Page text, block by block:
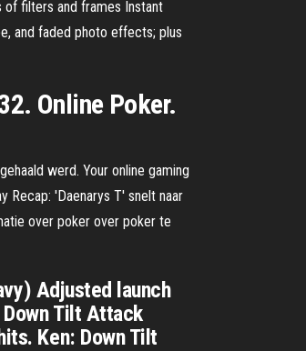
of filters and frames Instant
and faded photo effects; plus
Online Poker.
werd. Your online gaming
Recap: 'Daenarys T' snelt naar
over poker over poker te
Adjusted launch
Tilt Attack
Ken: Down Tilt